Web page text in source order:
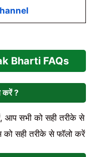
Bharti FAQs
करें ?
आप सभी को सही तरीके से
को सही तरीके से फॉलो करें